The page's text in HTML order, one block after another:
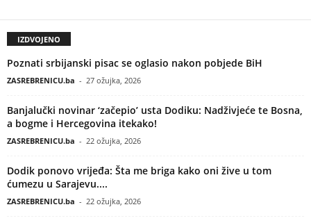
IZDVOJENO
Poznati srbijanski pisac se oglasio nakon pobjede BiH
ZASREBRENICU.ba - 27 ožujka, 2026
Banjalučki novinar ‘začepio’ usta Dodiku: Nadživjeće te Bosna,
a bogme i Hercegovina itekako!
ZASREBRENICU.ba - 22 ožujka, 2026
Dodik ponovo vrijeđa: Šta me briga kako oni žive u tom
ćumezu u Sarajevu....
ZASREBRENICU.ba - 22 ožujka, 2026